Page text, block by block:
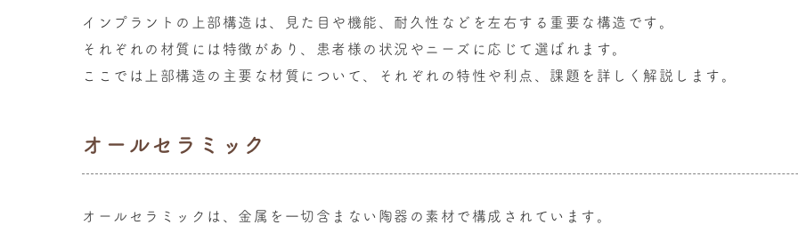
インプラントの上部構造は、見た目や機能、耐久性などを左右する重要な構造です。
それぞれの材質には特徴があり、患者様の状況やニーズに応じて選ばれます。
ここでは上部構造の主要な材質について、それぞれの特性や利点、課題を詳しく解説します。
オールセラミック
オールセラミックは、金属を一切含まない陶器の素材で構成されています。